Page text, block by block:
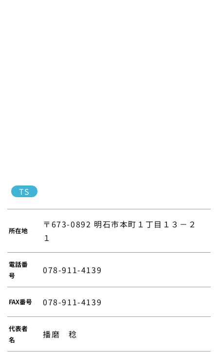
TS
所在地
〒673-0892 明石市本町１丁目１３－２
１
電話番
号
078-911-4139
FAX番号 078-911-4139
代表者
名
播磨 稔